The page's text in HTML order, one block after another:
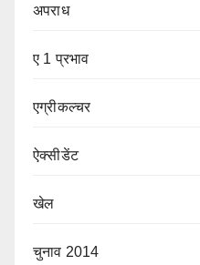
अपराध
ए 1 प्रभाव
एग्रीकल्चर
ऐक्सीडेंट
खेल
चुनाव 2014